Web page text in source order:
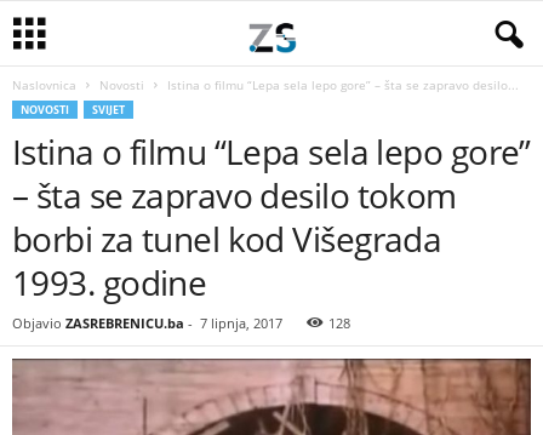
Naslovnica Novosti Istina o filmu “Lepa sela lepo gore” – šta se zapravo desilo...
NOVOSTI SVIJET
Istina o filmu “Lepa sela lepo gore”
– šta se zapravo desilo tokom
borbi za tunel kod Višegrada
1993. godine
Objavio ZASREBRENICU.ba - 7 lipnja, 2017 128